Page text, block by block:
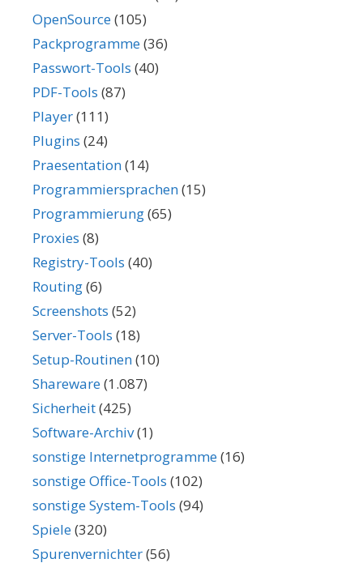
OpenSource(105)
Packprogramme(36)
Passwort-Tools (40)
PDF-Tools (87)
Player(111)
Plugins (24)
Praesentation(14)
Programmiersprachen(15)
Programmierung(65)
Proxies (8)
Registry-Tools (40)
Routing(6)
Screenshots (52)
Server-Tools (18)
Setup-Routinen(10)
Shareware(1.087)
Sicherheit(425)
Software-Archiv(1)
sonstige Internetprogramme(16)
sonstige Office-Tools (102)
sonstige System-Tools (94)
Spiele(320)
Spurenvernichter(56)